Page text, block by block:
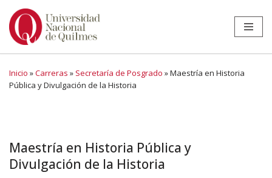
Ir
Inicio »Carreras » Secretaría de Posgrado »Maestría en Historia
Pública y Divulgación de la Historia
Maestría en Historia Pública y
Divulgación de la Historia